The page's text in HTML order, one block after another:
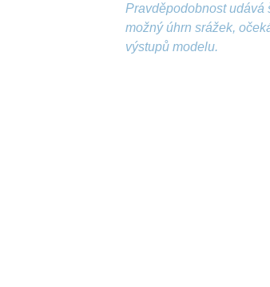
Pravděpodobnost udává
možný úhrn srážek,
výstupů modelu.